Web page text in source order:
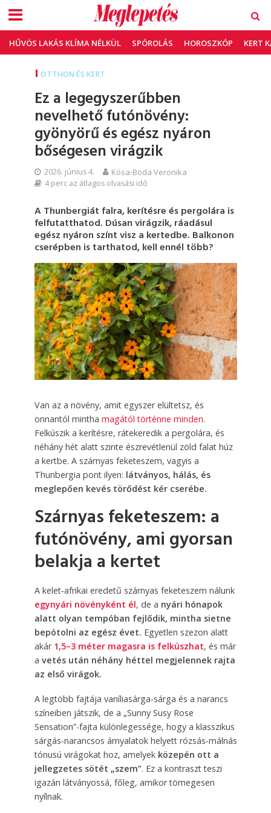
HŰVÖS LAKÁS KLÍMA NÉLKÜL SPÓROLÁS HOROSZKÓP KERT
OTTHON ÉS KERT
Ez a legegyszerűbben
nevelhető futónövény:
gyönyörű és egész nyáron
bőségesen virágzik
2026. június 4. Kósa-Boda Veronika
4 perc az átlagos olvasási idő
A Thunbergiát falra, kerítésre és pergolára is
felfutatthatod. Dúsan virágzik, ráadásul
egész nyáron színt visz a kertedbe. Balkonon
cserépben is tarthatod, kell ennél több?
Van az a növény, amit egyszer elültetsz, és
onnantól mintha magától történne minden.
Felkúszik a kerítésre, rátekeredik a pergolára, és
néhány hét alatt szinte észrevétlenül zöld falat húz
a kertbe. A szárnyas feketeszem, vagyis a
Thunbergia pont ilyen: látványos, hálás, és
meglepően kevés törődést kér cserébe.
Szárnyas feketeszem: a
futónövény, ami gyorsan
belakja a kertet
A kelet‑afrikai eredetű szárnyas feketeszem nálunk
egynyári növényként él, de a nyári hónapok
alatt olyan tempóban fejlődik, mintha sietne
bepótolni az egész évet. Egyetlen szezon alatt
akár 1,5–3 méter magasra is felkúszhat, és már
a vetés után néhány héttel megjelennek rajta
az első virágok.
A legtöbb fajtája vaníliasárga-sárga és a narancs
színeiben játszik, de a „Sunny Susy Rose
Sensation”-fajta különlegessége, hogy a klasszikus
sárgás‑narancsos árnyalatok helyett rózsás‑málnás
tónusú virágokat hoz, amelyek közepén ott a
jellegzetes sötét „szem”. Ez a kontraszt teszi
igazán látványossá, főleg, amikor tömegesen
nyílnak.